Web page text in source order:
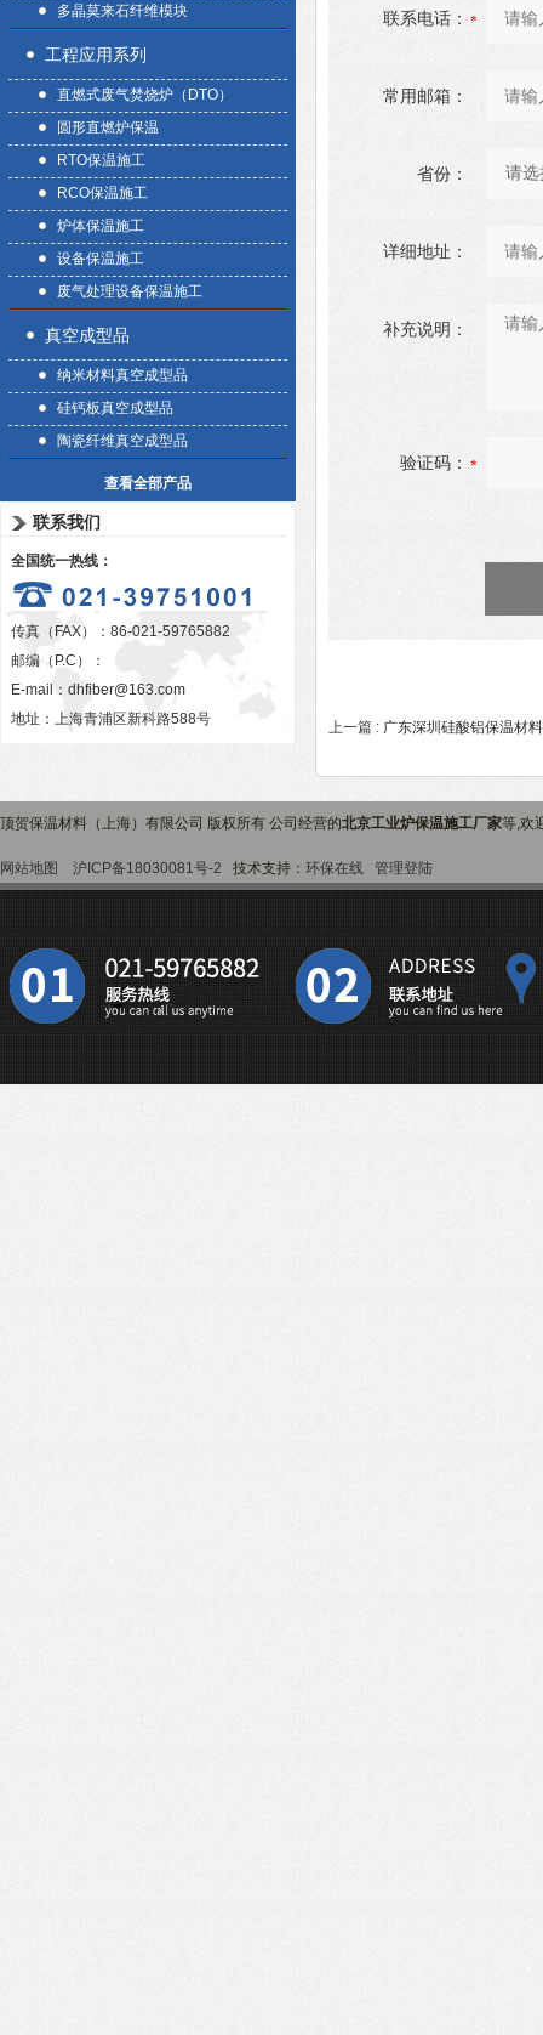
多晶莫来石纤维模块
工程应用系列
直燃式废气焚烧炉（DTO）
圆形直燃炉保温
RTO保温施工
RCO保温施工
炉体保温施工
设备保温施工
废气处理设备保温施工
真空成型品
纳米材料真空成型品
硅钙板真空成型品
陶瓷纤维真空成型品
查看全部产品
联系我们
全国统一热线：
传真（FAX）：86-021-59765882
邮编（P.C）：
E-mail： dhfiber@163.com
地址：上海青浦区新科路588号
联系电话：
常用邮箱：
省份：
详细地址：
补充说明：
验证码：
上一篇 : 广东深圳硅酸铝保温材
顶贺保温材料（上海）有限公司 版权所有 公司经营的北京工业炉保温施工厂家等,欢
网站地图 沪ICP备18030081号-2 技术支持： 环保在线 管理登陆